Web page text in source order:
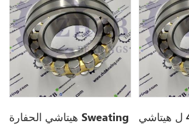
هيتاشي الحفارة Sweating
تحمل 4281798 ل هيتاشي